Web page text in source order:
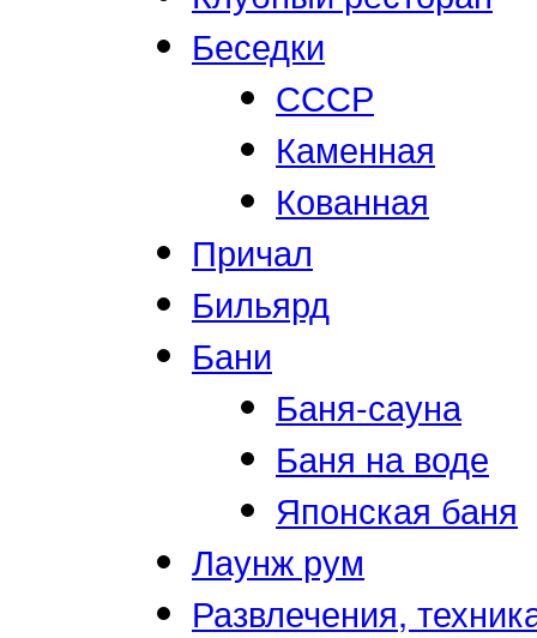
Беседки
СССР
Каменная
Кованная
Причал
Бильярд
Бани
Баня-сауна
Баня на воде
Японская баня
Лаунж рум
Развлечения,